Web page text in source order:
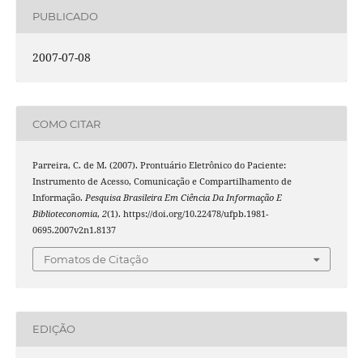
PUBLICADO
2007-07-08
COMO CITAR
Parreira, C. de M. (2007). Prontuário Eletrônico do Paciente:
Instrumento de Acesso, Comunicação e Compartilhamento de
Informação. Pesquisa Brasileira Em Ciência Da Informação E
Biblioteconomia, 2(1). https://doi.org/10.22478/ufpb.1981-
0695.2007v2n1.8137
Fomatos de Citação
EDIÇÃO